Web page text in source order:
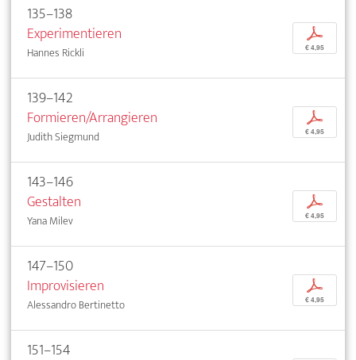
135–138
Experimentieren
Hannes Rickli
p
€ 4,95
139–142
Formieren/Arrangieren
Judith Siegmund
p
€ 4,95
143–146
Gestalten
Yana Milev
p
€ 4,95
147–150
Improvisieren
Alessandro Bertinetto
p
€ 4,95
151–154